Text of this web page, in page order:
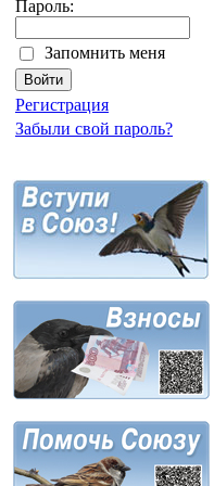
Пароль:
Запомнить меня
Регистрация
Забыли свой пароль?